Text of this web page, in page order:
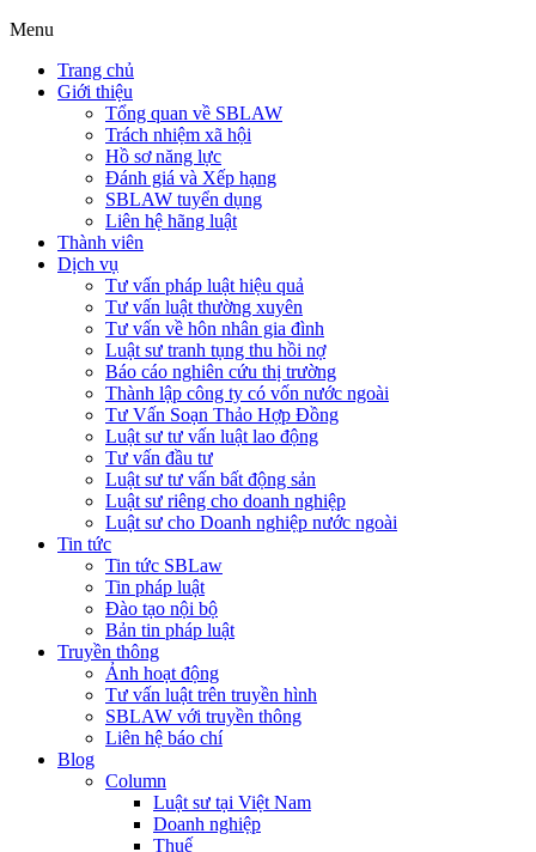
Menu
Trang chủ
Giới thiệu
Tổng quan về SBLAW
Trách nhiệm xã hội
Hồ sơ năng lực
Đánh giá và Xếp hạng
SBLAW tuyển dụng
Liên hệ hãng luật
Thành viên
Dịch vụ
Tư vấn pháp luật hiệu quả
Tư vấn luật thường xuyên
Tư vấn về hôn nhân gia đình
Luật sư tranh tụng thu hồi nợ
Báo cáo nghiên cứu thị trường
Thành lập công ty có vốn nước ngoài
Tư Vấn Soạn Thảo Hợp Đồng
Luật sư tư vấn luật lao động
Tư vấn đầu tư
Luật sư tư vấn bất động sản
Luật sư riêng cho doanh nghiệp
Luật sư cho Doanh nghiệp nước ngoài
Tin tức
Tin tức SBLaw
Tin pháp luật
Đào tạo nội bộ
Bản tin pháp luật
Truyền thông
Ảnh hoạt động
Tư vấn luật trên truyền hình
SBLAW với truyền thông
Liên hệ báo chí
Blog
Column
Luật sư tại Việt Nam
Doanh nghiệp
Thuế